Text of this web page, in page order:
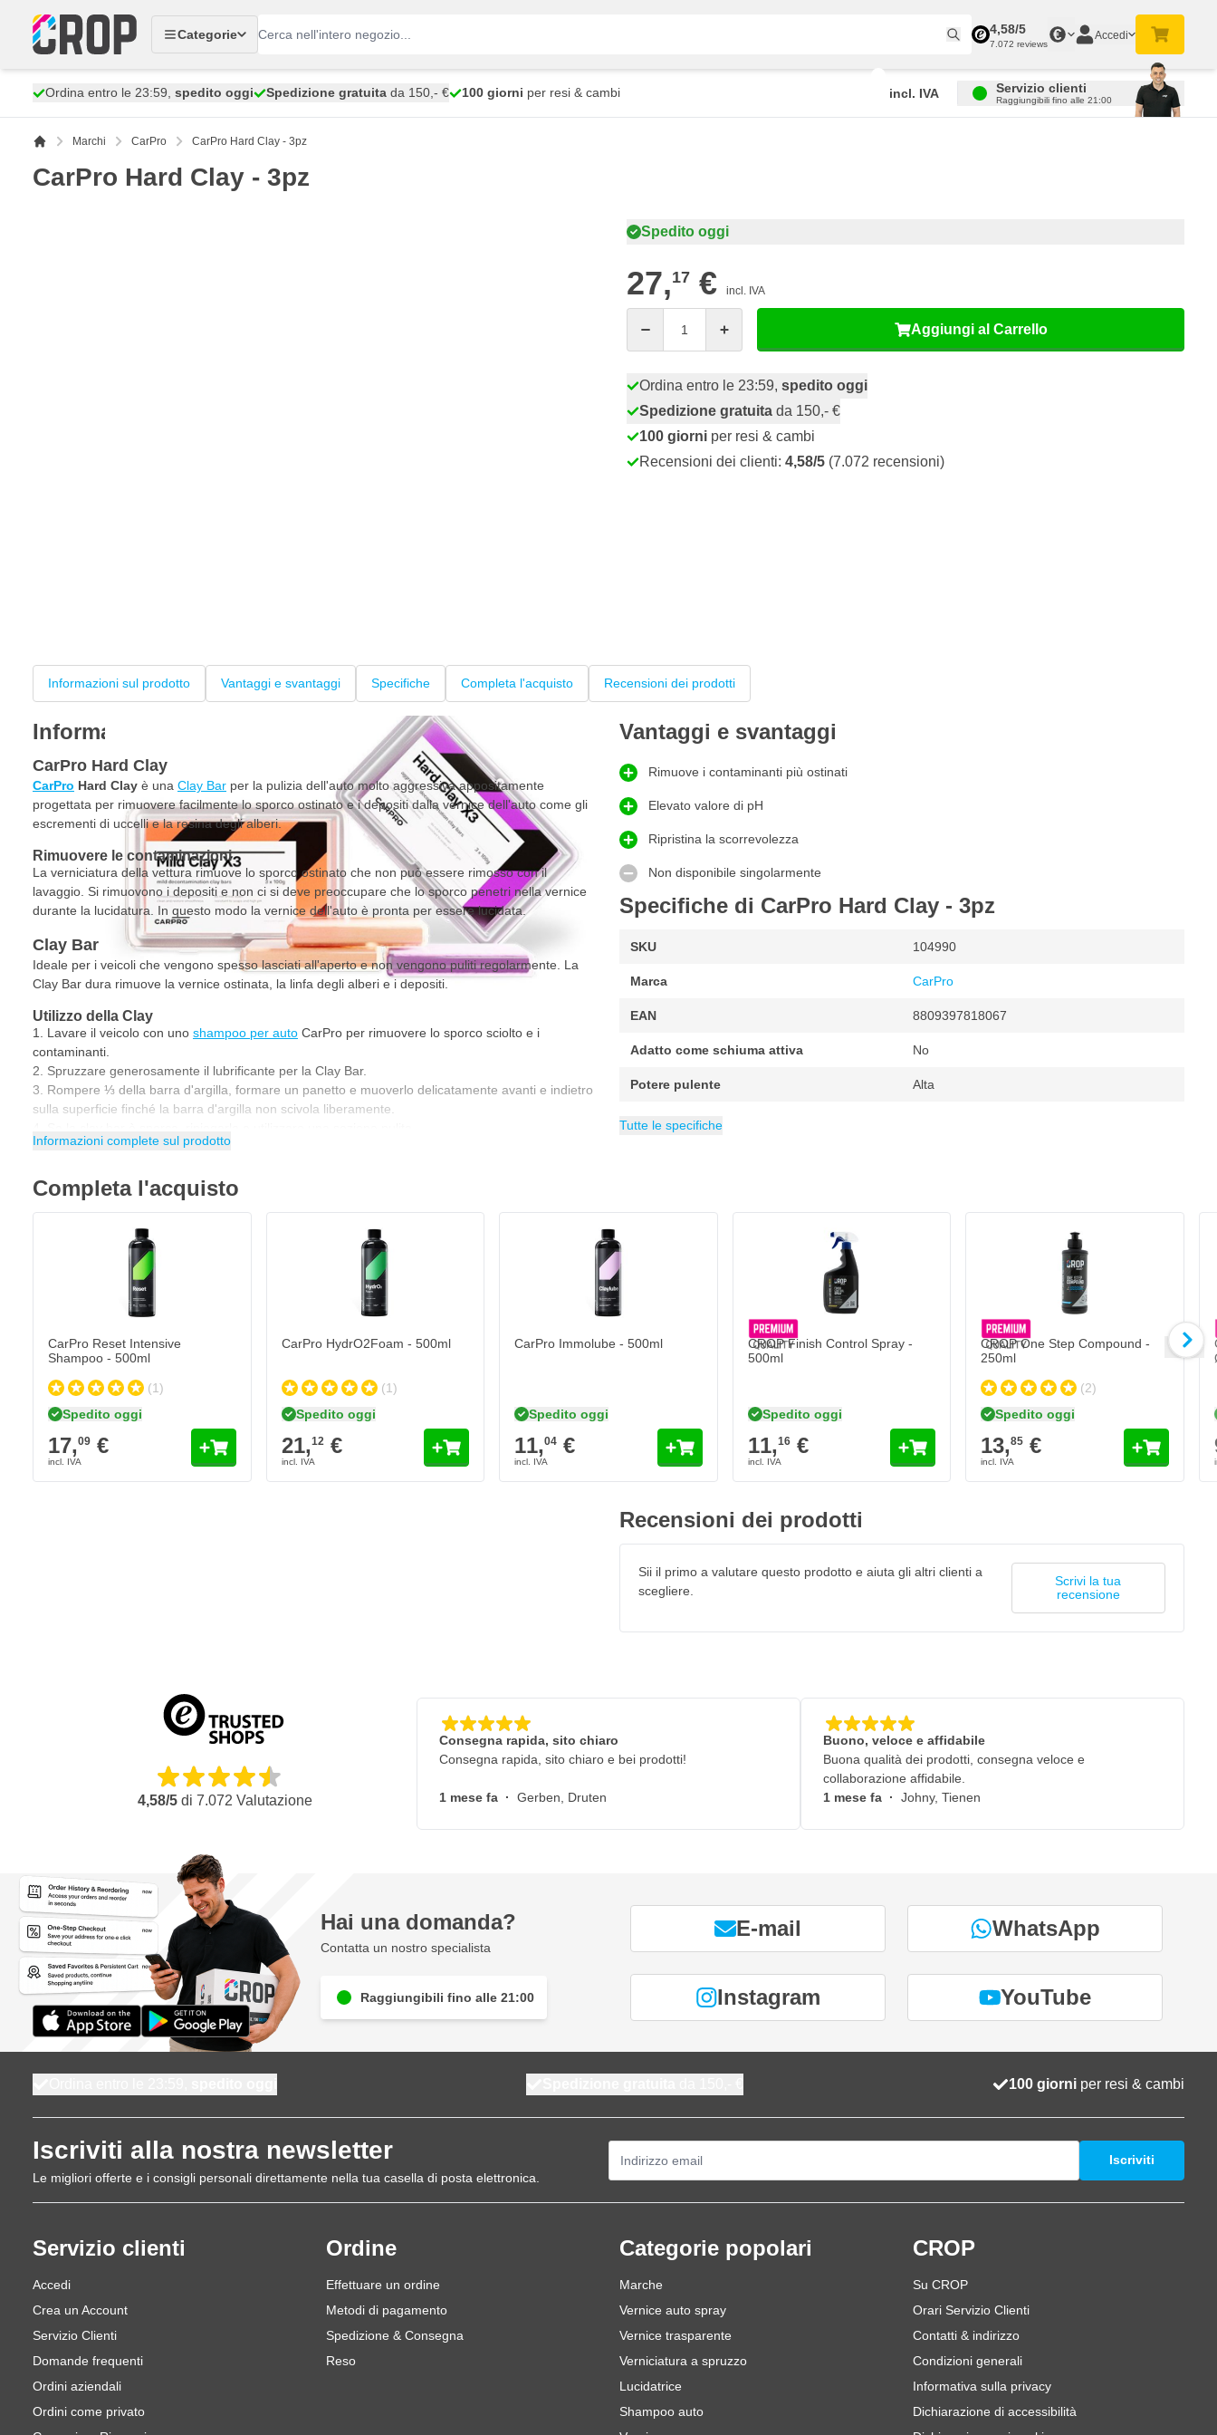
Categorie
4,58/5
7.072 reviews
€ Accedi
Ordina entro le 23:59, spedito oggi Spedizione gratuita da 150,- € 100 giorni per resi & cambi incl. IVA Servizio clienti
Raggiungibili fino alle 21:00
Marchi CarPro CarPro Hard Clay - 3pz
CarPro Hard Clay - 3pz
Spedito oggi
27,17 € incl. IVA
Aggiungi al Carrello
Ordina entro le 23:59, spedito oggi
Spedizione gratuita da 150,- €
100 giorni per resi & cambi
Recensioni dei clienti: 4,58/5 (7.072 recensioni)
Informazioni sul prodotto Vantaggi e svantaggi Specifiche Completa l'acquisto Recensioni dei prodotti
Informazioni sul prodotto
CarPro Hard Clay
CarPro Hard Clay è una Clay Bar per la pulizia dell'auto molto aggressiva appositamente
progettata per rimuovere facilmente lo sporco ostinato e i depositi dalla vernice dell'auto come gli
escrementi di uccelli e la resina degli alberi.
Rimuovere le contaminazioni
La verniciatura della vettura rimuove lo sporco ostinato che non può essere rimosso con il
lavaggio. Si rimuovono i depositi e non ci si deve preoccupare che lo sporco penetri nella vernice
durante la lucidatura. In questo modo la vernice dell'auto è pronta per essere lucidata.
Clay Bar
Ideale per i veicoli che vengono spesso lasciati all'aperto e non vengono puliti regolarmente. La
Clay Bar dura rimuove la vernice ostinata, la linfa degli alberi e i depositi.
Utilizzo della Clay
Lavare il veicolo con uno shampoo per auto CarPro per rimuovere lo sporco sciolto e i
contaminanti.
Spruzzare generosamente il lubrificante per la Clay Bar.
Rompere ⅓ della barra d'argilla, formare un panetto e muoverlo delicatamente avanti e indietro
sulla superficie finché la barra d'argilla non scivola liberamente.
Se la barra d'argilla cade o è troppo sporca sostituirla con una nuova
Caratteristiche
Per una superficie liscia
Aiuta la cera e il sigillante ad aderire meglio
Per una lucidatura senza graffi della vernice dell'auto
Pulisce in profondità i pori
Informazioni complete sul prodotto
Vantaggi e svantaggi
Rimuove i contaminanti più ostinati
Elevato valore di pH
Ripristina la scorrevolezza
Non disponibile singolarmente
Specifiche di CarPro Hard Clay - 3pz
SKU 104990
Marca CarPro
EAN 8809397818067
Adatto come schiuma attiva No
Potere pulente Alta
Concentrazione
Adatto per
Categoria
Tutte le specifiche
Completa l'acquisto
CarPro Reset Intensive
Shampoo - 500ml
(1)
Spedito oggi
17,09 €
CarPro HydrO2Foam - 500ml
(1)
Spedito oggi
21,12€
CarPro Immolube - 500ml
Spedito oggi
11,04 €
CROP Finish Control Spray -
500ml
Spedito oggi
11,16€
CROP One Step Compound -
250ml
(2)
Spedito oggi
13,85 €
Recensioni dei prodotti
Sii il primo a valutare questo prodotto e aiuta gli altri clienti a
scegliere.
Scrivi la tua
recensione
4,58/5di 7.072 Valutazione
Consegna rapida, sito chiaro
Consegna rapida, sito chiaro e bei prodotti!
1 mese fa · Gerben, Druten
Buono, veloce e affidabile
Buona qualità dei prodotti, consegna veloce e
collaborazione affidabile.
1 mese fa · Johny, Tienen
Hai una domanda?
Contatta un nostro specialista
Raggiungibili fino alle 21:00
E-mail WhatsApp
Instagram YouTube
100 giorni per resi & cambi
Iscriviti alla nostra newsletter
Le migliori offerte e i consigli personali direttamente nella tua casella di posta elettronica.
Iscriviti
Servizio clienti
Accedi
Crea un Account
Servizio Clienti
Domande frequenti
Ordini aziendali
Ordini come privato
Ordine
Effettuare un ordine
Metodi di pagamento
Spedizione & Consegna
Reso
Categorie popolari
Marche
Vernice auto spray
Vernice trasparente
Verniciatura a spruzzo
Lucidatrice
Shampoo auto
CROP
Su CROP
Orari Servizio Clienti
Contatti & indirizzo
Condizioni generali
Informativa sulla privacy
Dichiarazione di accessibilità